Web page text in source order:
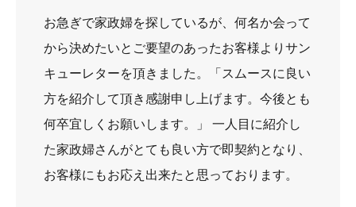
お急ぎで家政婦を探しているが、何名か会って
から決めたいとご要望のあったお客様よりサン
キューレターを頂きました。「スムースに良い
方を紹介して頂き感謝申し上げます。今後とも
何卒宜しくお願いします。」 一人目に紹介し
た家政婦さんがとても良い方で即契約となり、
お客様にもお応え出来たと思っております。